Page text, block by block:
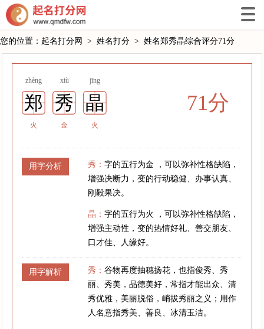
您的位置： 起名打分网 > 姓名打分 > 姓名郑秀晶综合评分71分
zhèng xiù jīng
郑 秀 晶
火 金 火
71分
用字分析 秀：字的五行为金 ，可以弥补性格缺陷，
增强决断力，变的行动稳健、办事认真、
刚毅果决。
晶：字的五行为火 ，可以弥补性格缺陷，
增强主动性，变的热情好礼、善交朋友、
口才佳、人缘好。
用字解析 秀：谷物再度抽穗扬花，也指俊秀、秀
丽、秀美，品德美好，常指才能出众、清
秀优雅，美丽脱俗，峭拔秀丽之义；用作
人名意指秀美、善良、冰清玉洁。